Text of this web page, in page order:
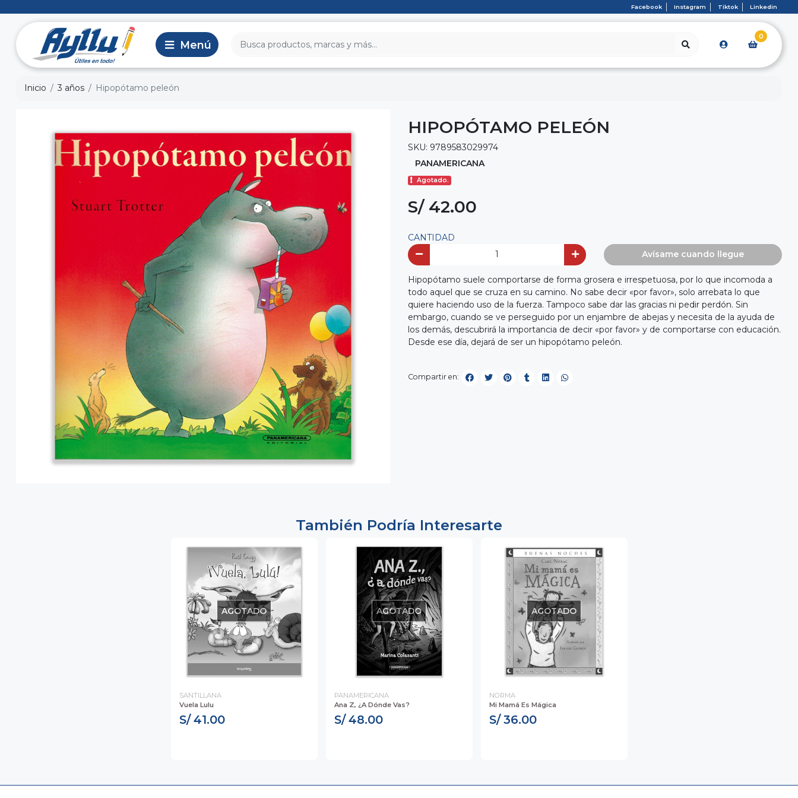
Facebook Instagram Tiktok Linkedin
0
Inicio 3 años Hipopótamo peleón
HIPOPÓTAMO PELEÓN
SKU: 9789583029974
PANAMERICANA
Agotado.
S/ 42.00
CANTIDAD
Avísame cuando llegue
Hipopótamo suele comportarse de forma grosera e irrespetuosa, por lo que incomoda a
todo aquel que se cruza en su camino. No sabe decir «por favor», solo arrebata lo que
quiere haciendo uso de la fuerza. Tampoco sabe dar las gracias ni pedir perdón. Sin
embargo, cuando se ve perseguido por un enjambre de abejas y necesita de la ayuda de
los demás, descubrirá la importancia de decir «por favor» y de comportarse con educación.
Desde ese día, dejará de ser un hipopótamo peleón.
Compartir en:
También Podría Interesarte
AGOTADO
SANTILLANA
Vuela Lulu
S/ 41.00
AGOTADO
PANAMERICANA
Ana Z, ¿A Dónde Vas?
S/ 48.00
AGOTADO
NORMA
Mi Mamá Es Mágica
S/ 36.00